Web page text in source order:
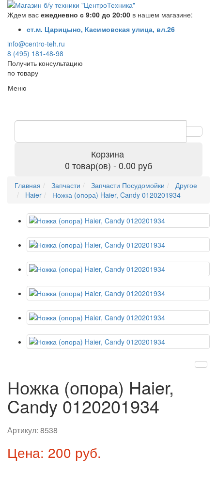
Ждем вас ежедневно с 9:00 до 20:00 в нашем магазине:
ст.м. Царицыно, Касимовская улица, вл.26
info@centro-teh.ru
8 (495) 181-48-98
Получить консультацию
по товару
Меню
Корзина
0 товар(ов) - 0.00 руб
Главная Запчасти Запчасти Посудомойки
Другое
Haier
Ножка (опора) Haier, Candy 0120201934
Ножка (опора) Haier,
Candy 0120201934
Артикул: 8538
Цена: 200 руб.